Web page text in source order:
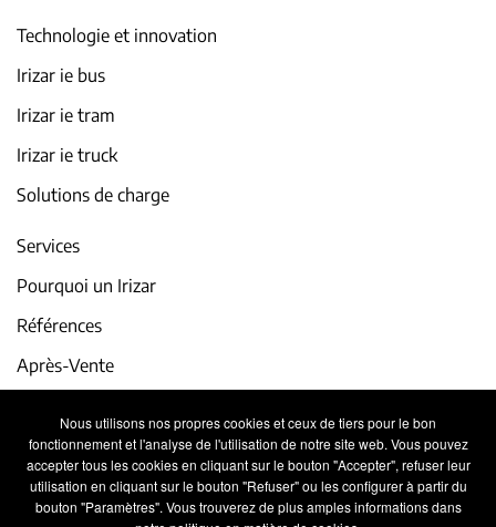
Nous utilisons nos propres cookies et ceux de tiers pour le bon
fonctionnement et l'analyse de l'utilisation de notre site web. Vous pouvez
accepter tous les cookies en cliquant sur le bouton "Accepter", refuser leur
utilisation en cliquant sur le bouton "Refuser" ou les configurer à partir du
bouton "Paramètres". Vous trouverez de plus amples informations dans
Technologie et innovation
Irizar ie bus
Irizar ie tram
Irizar ie truck
Solutions de charge
Services
Pourquoi un Irizar
Références
Après-Vente
Actualité et événements
Travaillez avec nous